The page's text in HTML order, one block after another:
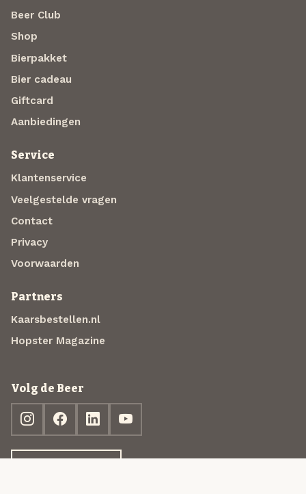
Beer Club
Shop
Bierpakket
Bier cadeau
Giftcard
Aanbiedingen
Service
Klantenservice
Veelgestelde vragen
Contact
Privacy
Voorwaarden
Partners
Kaarsbestellen.nl
Hopster Magazine
Volg de Beer